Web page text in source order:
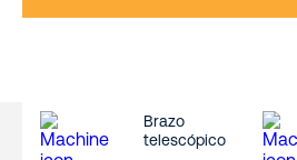
Brazo
telescópico